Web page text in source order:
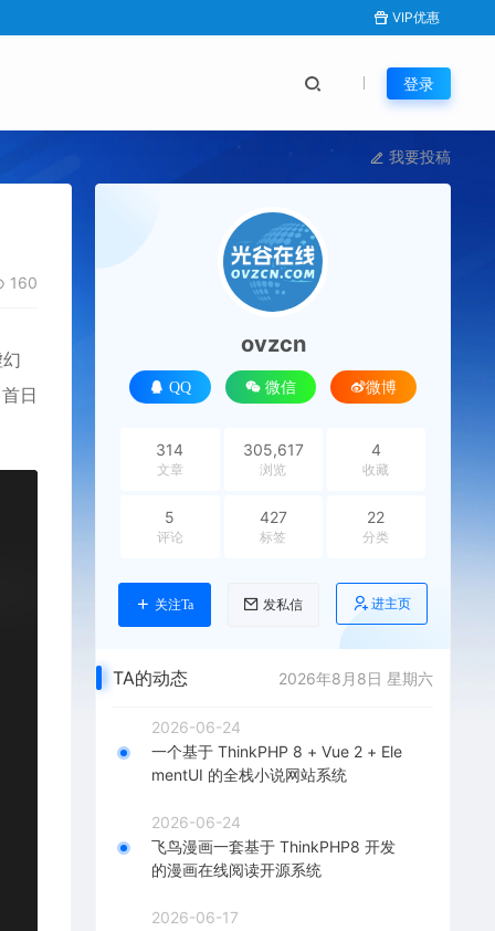
VIP优惠
登录
我要投稿
160
日
ovzcn
QQ 微信 微博
314
文章
305,617
浏览
4
收藏
5
评论
427
标签
22
分类
关注Ta 发私信 进主页
TA的动态 2026年8月8日 星期六
2026-06-24
一个基于 ThinkPHP 8 + Vue 2 + Ele
mentUI 的全栈小说网站系统
2026-06-24
飞鸟漫画一套基于 ThinkPHP8 开发
的漫画在线阅读开源系统
2026-06-17